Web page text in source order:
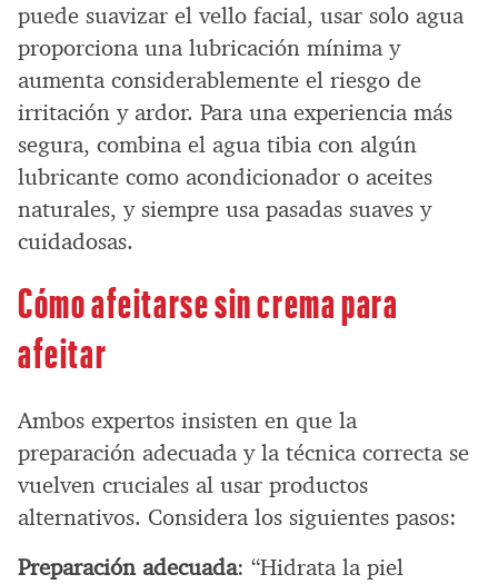
puede suavizar el vello facial, usar solo agua
proporciona una lubricación mínima y
aumenta considerablemente el riesgo de
irritación y ardor. Para una experiencia más
segura, combina el agua tibia con algún
lubricante como acondicionador o aceites
naturales, y siempre usa pasadas suaves y
cuidadosas.
Cómo afeitarse sin crema para
afeitar
Ambos expertos insisten en que la
preparación adecuada y la técnica correcta se
vuelven cruciales al usar productos
alternativos. Considera los siguientes pasos:
Preparación adecuada: “Hidrata la piel